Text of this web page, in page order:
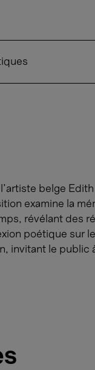
belge
examine la
révélant des
poétique sur
invitant le public